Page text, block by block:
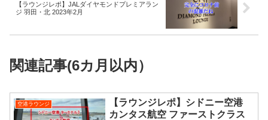
【ラウンジレポ】JALダイヤモンドプレミアラン
ジ 羽田・北 2023年2月
関連記事(6カ月以内）
空港ラウンジ
【ラウンジレポ】シドニー空港
カンタス航空 ファーストクラス